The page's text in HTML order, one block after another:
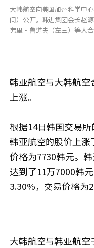
大韩航空向美国加州科学中
间）公开。韩进集团会长赵
弗里·鲁道夫（左三）等人
韩亚航空与大韩航空
上涨。
根据14日韩国交易所
韩亚航空的股价上涨
价格为7730韩元。韩
达到了11万7000韩
3.30%，交易价格为2
大韩航空与韩亚航